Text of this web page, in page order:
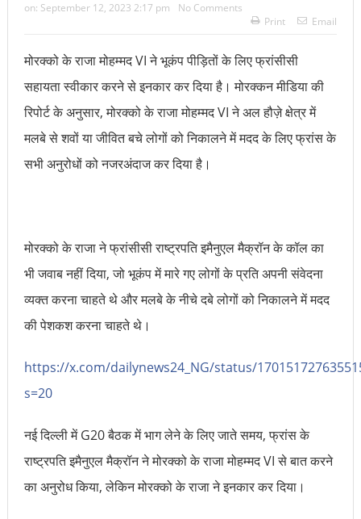
on: September 12, 2023 2:17 pm
No Comments
Print
Email
मोरक्को के राजा मोहम्मद VI ने भूकंप पीड़ितों के लिए फ्रांसीसी
सहायता स्वीकार करने से इनकार कर दिया है। मोरक्कन मीडिया की
रिपोर्ट के अनुसार, मोरक्को के राजा मोहम्मद VI ने अल हौज़े क्षेत्र में
मलबे से शवों या जीवित बचे लोगों को निकालने में मदद के लिए फ्रांस के
सभी अनुरोधों को नजरअंदाज कर दिया है।
मोरक्को के राजा ने फ्रांसीसी राष्ट्रपति इमैनुएल मैक्रॉन के कॉल का
भी जवाब नहीं दिया, जो भूकंप में मारे गए लोगों के प्रति अपनी संवेदना
व्यक्त करना चाहते थे और मलबे के नीचे दबे लोगों को निकालने में मदद
की पेशकश करना चाहते थे।
https://x.com/dailynews24_NG/status/
s=20
नई दिल्ली में G20 बैठक में भाग लेने के लिए जाते समय, फ्रांस के
राष्ट्रपति इमैनुएल मैक्रॉन ने मोरक्को के राजा मोहम्मद VI से बात करने
का अनुरोध किया, लेकिन मोरक्को के राजा ने इनकार कर दिया।